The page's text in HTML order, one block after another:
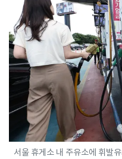
서울 휴게소 내 주유소에 휘발